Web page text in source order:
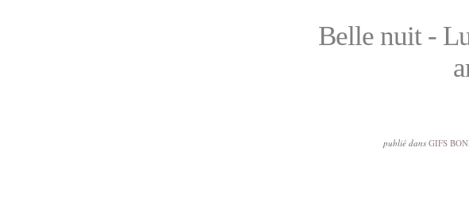
Belle nuit -
publié dans GIFS